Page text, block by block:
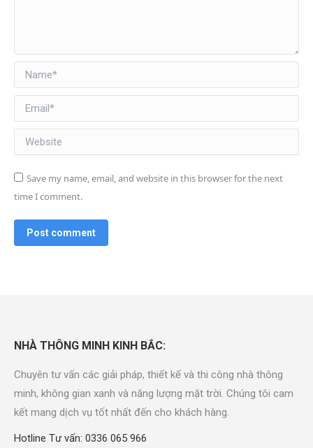
Name *
Email *
Website
Save my name, email, and website in this browser for the next
time I comment.
Post comment
NHÀ THÔNG MINH KINH BẮC:
Chuyên tư vấn các giải pháp, thiết kế và thi công nhà thông
minh, không gian xanh và năng lượng mặt trời. Chúng tôi cam
kết mang dịch vụ tốt nhất đến cho khách hàng.
Hotline Tư vấn: 0336 065 966